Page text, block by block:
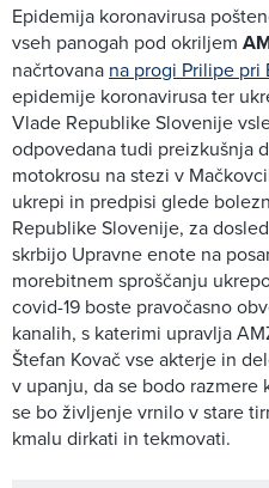
Epidemija koronavirusa
vseh panogah pod okriljem
načrtovana na progi Prilipe pri
epidemije koronavirusa ter
Vlade Republike Slovenije
odpovedana tudi preizkušnja
motokrosu na stezi v
ukrepi in predpisi glede
Republike Slovenije, za
skrbijo Upravne enote na
morebitnem sproščanju
covid-19 boste pravočasno
kanalih, s katerimi upravlja
Štefan Kovač vse akterje in
v upanju, da se bodo
se bo življenje vrnilo v stare
kmalu dirkati in tekmovati.